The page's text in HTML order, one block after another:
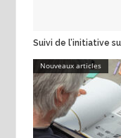
Suivi de l’initiative
Nouveaux articles